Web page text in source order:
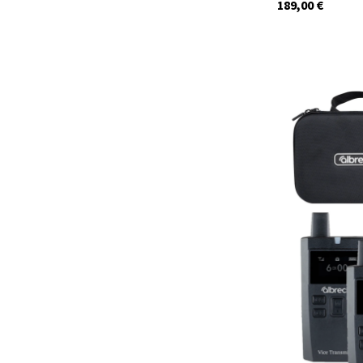
Auf Lager
€
189,00
29932